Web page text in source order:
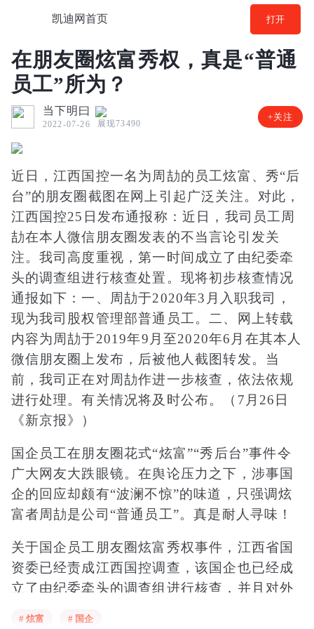
凯迪网首页 打开
在朋友圈炫富秀权，真是“普通
员工”所为？
当下明曰
2022-07-26 展现73490
+关注
近日，江西国控一名为周劼的员工炫富、秀“后
台”的朋友圈截图在网上引起广泛关注。对此，
江西国控25日发布通报称：近日，我司员工周
劼在本人微信朋友圈发表的不当言论引发关
注。我司高度重视，第一时间成立了由纪委牵
头的调查组进行核查处置。现将初步核查情况
通报如下：一、周劼于2020年3月入职我司，
现为我司股权管理部普通员工。二、网上转载
内容为周劼于2019年9月至2020年6月在其本人
微信朋友圈上发布，后被他人截图转发。当
前，我司正在对周劼作进一步核查，依法依规
进行处理。有关情况将及时公布。（7月26日
《新京报》）
国企员工在朋友圈花式“炫富”“秀后台”事件令
广大网友大跌眼镜。在舆论压力之下，涉事国
企的回应却颇有“波澜不惊”的味道，只强调炫
富者周劼是公司“普通员工”。真是耐人寻味！
关于国企员工朋友圈炫富秀权事件，江西省国
资委已经责成江西国控调查，该国企也已经成
立了由纪委牵头的调查组进行核查，并且对外
# 炫富 # 国企